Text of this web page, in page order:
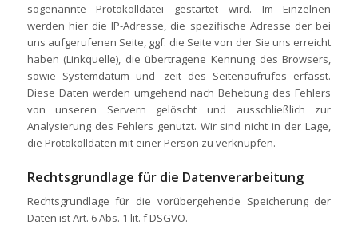
sogenannte Protokolldatei gestartet wird. Im Einzelnen
werden hier die IP-Adresse, die spezifische Adresse der bei
uns aufgerufenen Seite, ggf. die Seite von der Sie uns erreicht
haben (Linkquelle), die übertragene Kennung des Browsers,
sowie Systemdatum und -zeit des Seitenaufrufes erfasst.
Diese Daten werden umgehend nach Behebung des Fehlers
von unseren Servern gelöscht und ausschließlich zur
Analysierung des Fehlers genutzt. Wir sind nicht in der Lage,
die Protokolldaten mit einer Person zu verknüpfen.
Rechtsgrundlage für die Datenverarbeitung
Rechtsgrundlage für die vorübergehende Speicherung der
Daten ist Art. 6 Abs. 1 lit. f DSGVO.